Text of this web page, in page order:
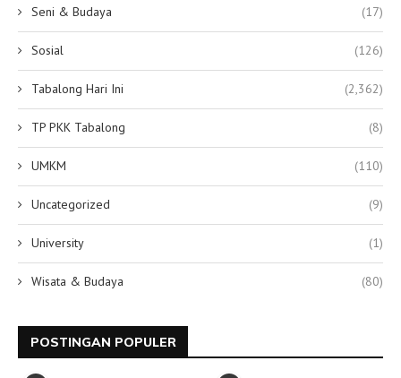
Seni & Budaya (17)
Sosial (126)
Tabalong Hari Ini (2,362)
TP PKK Tabalong (8)
UMKM (110)
Uncategorized (9)
University (1)
Wisata & Budaya (80)
POSTINGAN POPULER